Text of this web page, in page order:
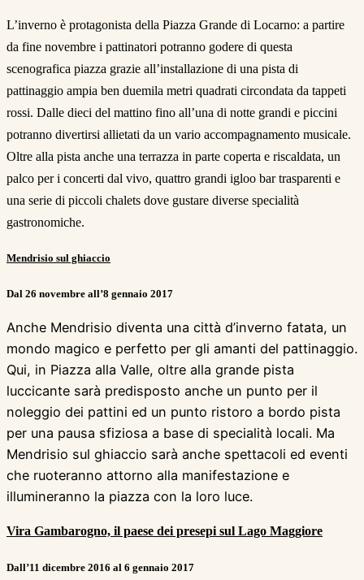
L’inverno è protagonista della Piazza Grande di Locarno: a partire
da fine novembre i pattinatori potranno godere di questa
scenografica piazza grazie all’installazione di una pista di
pattinaggio ampia ben duemila metri quadrati circondata da tappeti
rossi. Dalle dieci del mattino fino all’una di notte grandi e piccini
potranno divertirsi allietati da un vario accompagnamento musicale.
Oltre alla pista anche una terrazza in parte coperta e riscaldata, un
palco per i concerti dal vivo, quattro grandi igloo bar trasparenti e
una serie di piccoli chalets dove gustare diverse specialità
gastronomiche.
Mendrisio sul ghiaccio
Dal 26 novembre all’8 gennaio 2017
Anche Mendrisio diventa una città d’inverno fatata, un
mondo magico e perfetto per gli amanti del pattinaggio.
Qui, in Piazza alla Valle, oltre alla grande pista
luccicante sarà predisposto anche un punto per il
noleggio dei pattini ed un punto ristoro a bordo pista
per una pausa sfiziosa a base di specialità locali. Ma
Mendrisio sul ghiaccio sarà anche spettacoli ed eventi
che ruoteranno attorno alla manifestazione e
illumineranno la piazza con la loro luce.
Vira Gambarogno, il paese dei presepi sul Lago Maggiore
Dall’11 dicembre 2016 al 6 gennaio 2017